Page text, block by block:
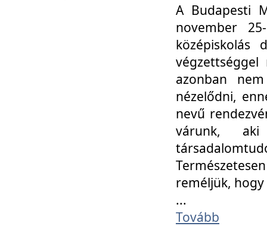
A Budapesti
november
középiskolás
azonban
nézelődni,
nevű
várunk, aki
reméljük,
...
Tovább